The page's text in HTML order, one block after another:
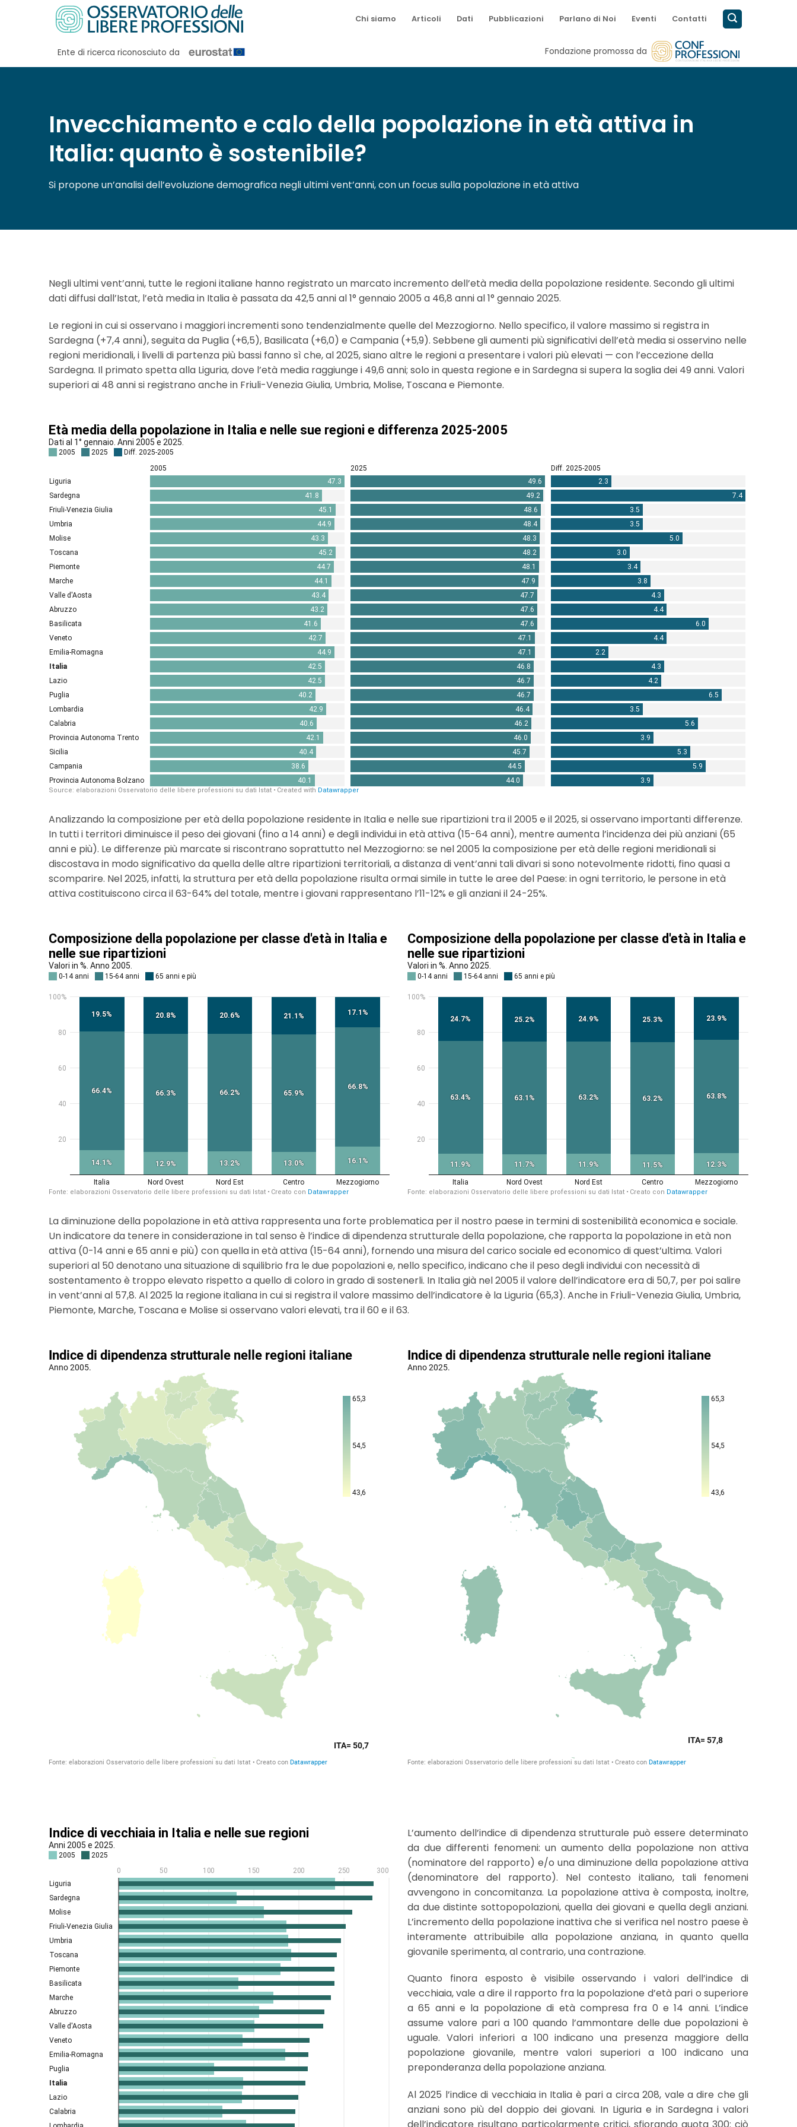
Chi siamo Articoli Dati Pubblicazioni Parlano di Noi Eventi Contatti
Ente di ricerca riconosciuto da Fondazione promossa da
Invecchiamento e calo della popolazione in età attiva in
Italia: quanto è sostenibile?
Si propone un’analisi dell’evoluzione demografica negli ultimi vent’anni, con un focus sulla popolazione in età attiva
Negli ultimi vent’anni, tutte le regioni italiane hanno registrato un marcato incremento dell’età media della popolazione residente. Secondo gli ultimi
dati diffusi dall’Istat, l’età media in Italia è passata da 42,5 anni al 1° gennaio 2005 a 46,8 anni al 1° gennaio 2025.
Le regioni in cui si osservano i maggiori incrementi sono tendenzialmente quelle del Mezzogiorno. Nello specifico, il valore massimo si registra in
Sardegna (+7,4 anni), seguita da Puglia (+6,5), Basilicata (+6,0) e Campania (+5,9). Sebbene gli aumenti più significativi dell’età media si osservino nelle
regioni meridionali, i livelli di partenza più bassi fanno sì che, al 2025, siano altre le regioni a presentare i valori più elevati — con l’eccezione della
Sardegna. Il primato spetta alla Liguria, dove l’età media raggiunge i 49,6 anni; solo in questa regione e in Sardegna si supera la soglia dei 49 anni. Valori
superiori ai 48 anni si registrano anche in Friuli-Venezia Giulia, Umbria, Molise, Toscana e Piemonte.
Analizzando la composizione per età della popolazione residente in Italia e nelle sue ripartizioni tra il 2005 e il 2025, si osservano importanti differenze.
In tutti i territori diminuisce il peso dei giovani (fino a 14 anni) e degli individui in età attiva (15-64 anni), mentre aumenta l’incidenza dei più anziani (65
anni e più). Le differenze più marcate si riscontrano soprattutto nel Mezzogiorno: se nel 2005 la composizione per età delle regioni meridionali si
discostava in modo significativo da quella delle altre ripartizioni territoriali, a distanza di vent’anni tali divari si sono notevolmente ridotti, fino quasi a
scomparire. Nel 2025, infatti, la struttura per età della popolazione risulta ormai simile in tutte le aree del Paese: in ogni territorio, le persone in età
attiva costituiscono circa il 63-64% del totale, mentre i giovani rappresentano l’11-12% e gli anziani il 24-25%.
La diminuzione della popolazione in età attiva rappresenta una forte problematica per il nostro paese in termini di sostenibilità economica e sociale.
Un indicatore da tenere in considerazione in tal senso è l’indice di dipendenza strutturale della popolazione, che rapporta la popolazione in età non
attiva (0-14 anni e 65 anni e più) con quella in età attiva (15-64 anni), fornendo una misura del carico sociale ed economico di quest’ultima. Valori
superiori al 50 denotano una situazione di squilibrio fra le due popolazioni e, nello specifico, indicano che il peso degli individui con necessità di
sostentamento è troppo elevato rispetto a quello di coloro in grado di sostenerli. In Italia già nel 2005 il valore dell’indicatore era di 50,7, per poi salire
in vent’anni al 57,8. Al 2025 la regione italiana in cui si registra il valore massimo dell’indicatore è la Liguria (65,3). Anche in Friuli-Venezia Giulia, Umbria,
Piemonte, Marche, Toscana e Molise si osservano valori elevati, tra il 60 e il 63.
L’aumento dell’indice di dipendenza strutturale può essere determinato
da due differenti fenomeni: un aumento della popolazione non attiva
(nominatore del rapporto) e/o una diminuzione della popolazione attiva
(denominatore del rapporto). Nel contesto italiano, tali fenomeni
avvengono in concomitanza. La popolazione attiva è composta, inoltre,
da due distinte sottopopolazioni, quella dei giovani e quella degli anziani.
L’incremento della popolazione inattiva che si verifica nel nostro paese è
interamente attribuibile alla popolazione anziana, in quanto quella
giovanile sperimenta, al contrario, una contrazione.
Quanto finora esposto è visibile osservando i valori dell’indice di
vecchiaia, vale a dire il rapporto fra la popolazione d’età pari o superiore
a 65 anni e la popolazione di età compresa fra 0 e 14 anni. L’indice
assume valore pari a 100 quando l’ammontare delle due popolazioni è
uguale. Valori inferiori a 100 indicano una presenza maggiore della
popolazione giovanile, mentre valori superiori a 100 indicano una
preponderanza della popolazione anziana.
Al 2025 l’indice di vecchiaia in Italia è pari a circa 208, vale a dire che gli
anziani sono più del doppio dei giovani. In Liguria e in Sardegna i valori